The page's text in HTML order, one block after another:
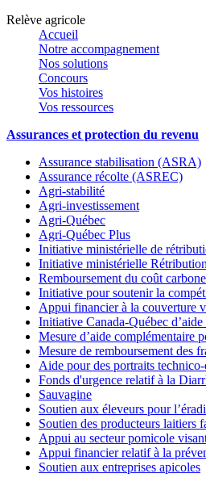
Relève agricole
Accueil
Notre accompagnement
Nos solutions
Concours
Vos histoires
Vos ressources
Assurances et protection du revenu
Assurance stabilisation (ASRA)
Assurance récolte (ASREC)
Agri-stabilité
Agri-investissement
Agri-Québec
Agri-Québec Plus
Initiative ministérielle de
Initiative ministérielle
Remboursement du coût
Initiative pour soutenir la
Appui financier à la couverture
Initiative Canada-Québec
Mesure d’aide complémentaire
Mesure de remboursement des
Aide pour des portraits
Fonds d'urgence relatif à la
Sauvagine
Soutien aux éleveurs pour
Soutien des producteurs laitiers
Appui au secteur pomicole
Appui financier relatif à la
Soutien aux entreprises apicoles